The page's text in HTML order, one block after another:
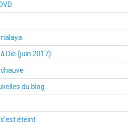
Die (juin 2017)
du blog
s'est éteint